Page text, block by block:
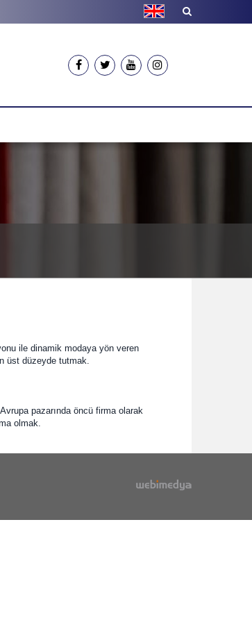
ile dinamik modaya yön veren
üst düzeyde tutmak.
pazarında öncü firma olarak
olmak.